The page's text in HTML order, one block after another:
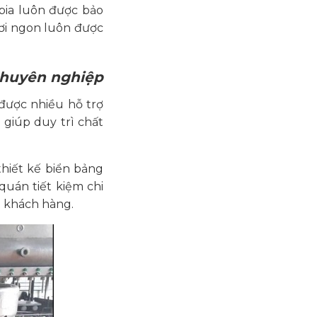
luôn được bảo
ngon luôn được
nghiệp
nhiều hỗ trợ
giúp duy trì chất
kế biển bảng
tiết kiệm chi
hàng.